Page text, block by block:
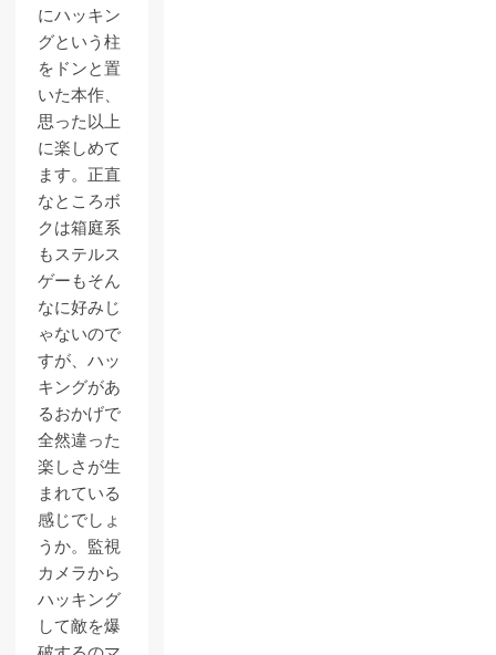
にハッキン
グという柱
をドンと置
いた本作、
思った以上
に楽しめて
ます。正直
なところボ
クは箱庭系
もステルス
ゲーもそん
なに好みじ
ゃないので
すが、ハッ
キングがあ
るおかげで
全然違った
楽しさが生
まれている
感じでしょ
うか。監視
カメラから
ハッキング
して敵を爆